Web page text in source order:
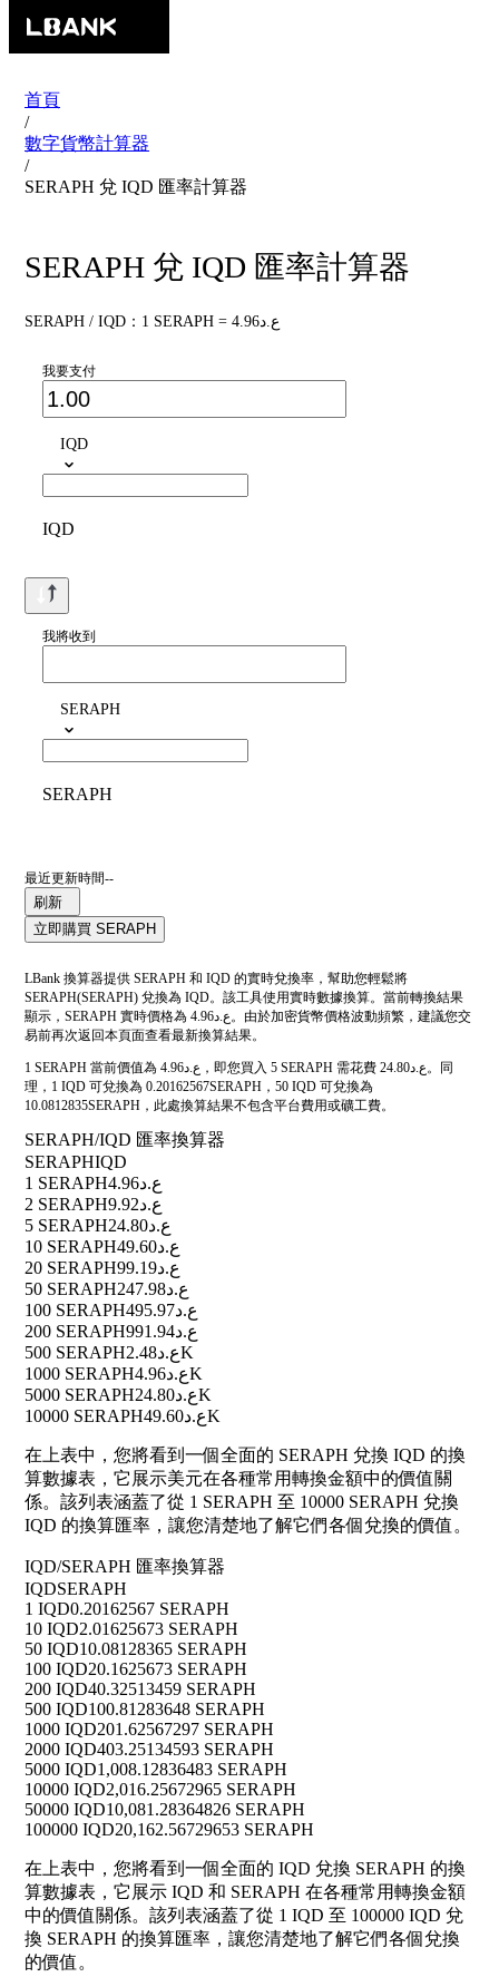
首頁
/
數字貨幣計算器
/
SERAPH 兌 IQD 匯率計算器
SERAPH 兌 IQD 匯率計算器
SERAPH / IQD：1 SERAPH = ع.د4.96
我要支付
IQD
IQD
我將收到
SERAPH
SERAPH
最近更新時間--
刷新
立即購買 SERAPH
LBank 換算器提供 SERAPH 和 IQD 的實時兌換率，幫助您輕鬆將
SERAPH(SERAPH) 兌換為 IQD。該工具使用實時數據換算。當前轉換結果
顯示，SERAPH 實時價格為 ع.د4.96。由於加密貨幣價格波動頻繁，建議您交
易前再次返回本頁面查看最新換算結果。
1 SERAPH 當前價值為 ع.د4.96，即您買入 5 SERAPH 需花費 ع.د24.80。同
理，1 IQD 可兌換為 0.20162567SERAPH，50 IQD 可兌換為
10.0812835SERAPH，此處換算結果不包含平台費用或礦工費。
SERAPH/IQD 匯率換算器
SERAPHIQD
1 SERAPH
ع.د4.96
2 SERAPH
ع.د9.92
5 SERAPH
ع.د24.80
10 SERAPH
ع.د49.60
20 SERAPH
ع.د99.19
50 SERAPH
ع.د247.98
100 SERAPH
ع.د495.97
200 SERAPH
ع.د991.94
500 SERAPH
ع.د2.48K
1000 SERAPH
ع.د4.96K
5000 SERAPH
ع.د24.80K
10000 SERAPH
ع.د49.60K
在上表中，您將看到一個全面的 SERAPH 兌換 IQD 的換
算數據表，它展示美元在各種常用轉換金額中的價值關
係。該列表涵蓋了從 1 SERAPH 至 10000 SERAPH 兌換
IQD 的換算匯率，讓您清楚地了解它們各個兌換的價值。
IQD/SERAPH 匯率換算器
IQDSERAPH
1 IQD0.20162567 SERAPH
10 IQD2.01625673 SERAPH
50 IQD10.08128365 SERAPH
100 IQD20.1625673 SERAPH
200 IQD40.32513459 SERAPH
500 IQD100.81283648 SERAPH
1000 IQD201.62567297 SERAPH
2000 IQD403.25134593 SERAPH
5000 IQD1,008.12836483 SERAPH
10000 IQD2,016.25672965 SERAPH
50000 IQD10,081.28364826 SERAPH
100000 IQD20,162.56729653 SERAPH
在上表中，您將看到一個全面的 IQD 兌換 SERAPH 的換
算數據表，它展示 IQD 和 SERAPH 在各種常用轉換金額
中的價值關係。該列表涵蓋了從 1 IQD 至 100000 IQD 兌
換 SERAPH 的換算匯率，讓您清楚地了解它們各個兌換
的價值。